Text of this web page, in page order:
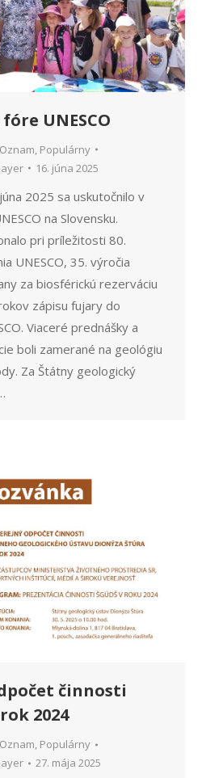
fóre UNESCO
Oznam, Populárny
16. júna 2025
2025 sa uskutočnilo v
na Slovensku.
pri príležitosti 80.
UNESCO, 35. výročia
za biosférickú rezerváciu
zápisu fujary do
Viaceré prednášky a
boli zamerané na geológiu
Za Štátny geologický
činnosti
2024
Oznam, Populárny
27. mája 2025